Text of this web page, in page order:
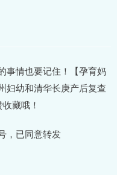
事情也要记住！【孕育妈
妇幼和清华长庚产后复查
藏哦！
，已同意转发